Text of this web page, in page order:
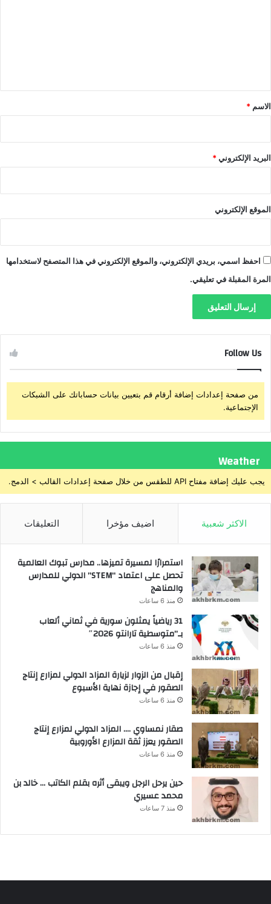
*
الاسم *
البريد الإلكتروني*
الموقع الإلكتروني
احفظ اسمي، بريدي الإلكتروني، والموقع الإلكتروني في هذا المتصفح لاستخدامها
المرة المقبلة في تعليقي.
Follow Us
من صفحة إعدادات إضافة أرقام قم بتعيين بيانات حساباتك على الشبكات
الإجتماعية.
Weather
يجب عليك إضافة مفتاح API للطقس من خلال صفحة إعدادات القالب > الدمج.
الاكثر شعبية اضيف مؤخرا التعليقات
استمرارًا لمسيرة تميزها.. مدارس تبوك العالمية
تحصل على اعتماد “STEM” الدولي للمدارس
والمناهج
منذ 6 ساعات
31 رياضياً يمثلون سورية في ثماني ألعاب
بـ”متوسطية تارانتو 2026″
منذ 6 ساعات
إقبال من الزوار لزيارة المزاد الدولي لمزارع إنتاج
الصقور في إجازة نهاية الأسبوع
منذ 6 ساعات
صقار نمساوي …. المزاد الدولي لمزارع إنتاج
الصقور يعزز ثقة المزارع الأوروبية
منذ 6 ساعات
حين يرحل الرجل ويبقى أثره بقلم الكاتب … خالد بن
محمد عسيري
منذ 7 ساعات